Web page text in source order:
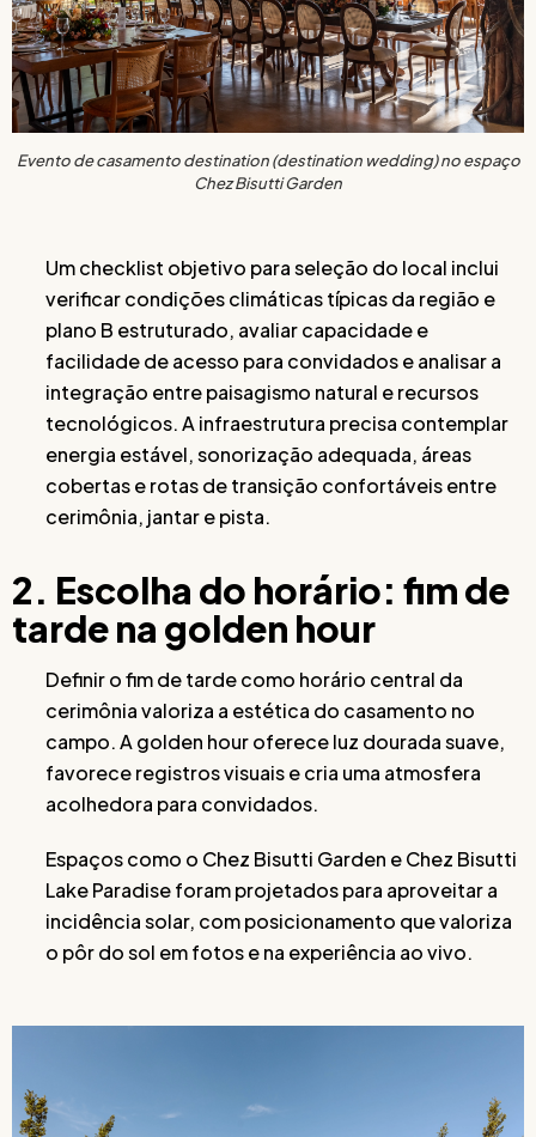
Evento de casamento destination (destination wedding) no espaço
Chez Bisutti Garden
Um checklist objetivo para seleção do local inclui
verificar condições climáticas típicas da região e
plano B estruturado, avaliar capacidade e
facilidade de acesso para convidados e analisar a
integração entre paisagismo natural e recursos
tecnológicos. A infraestrutura precisa contemplar
energia estável, sonorização adequada, áreas
cobertas e rotas de transição confortáveis entre
cerimônia, jantar e pista.
2. Escolha do horário: fim de
tarde na golden hour
Definir o fim de tarde como horário central da
cerimônia valoriza a estética do casamento no
campo. A golden hour oferece luz dourada suave,
favorece registros visuais e cria uma atmosfera
acolhedora para convidados.
Espaços como o Chez Bisutti Garden e Chez Bisutti
Lake Paradise foram projetados para aproveitar a
incidência solar, com posicionamento que valoriza
o pôr do sol em fotos e na experiência ao vivo.